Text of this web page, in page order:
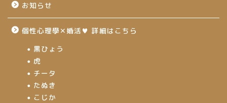
お知らせ
個性心理學✕婚活♥ 詳細はこちら
黒ひょう
虎
チータ
たぬき
こじか